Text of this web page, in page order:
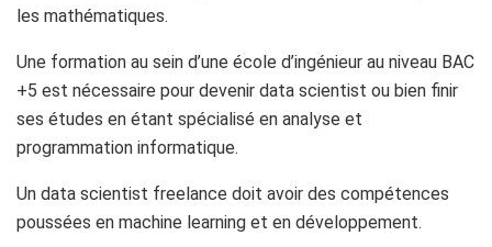
les mathématiques.
Une formation au sein d’une école d’ingénieur au niveau BAC
+5 est nécessaire pour devenir data scientist ou bien finir
ses études en étant spécialisé en analyse et
programmation informatique.
Un data scientist freelance doit avoir des compétences
poussées en machine learning et en développement.